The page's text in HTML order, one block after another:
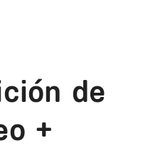
de
+